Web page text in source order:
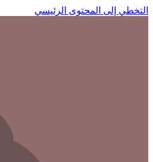
التخطي إلى المحتوى الرئيسي